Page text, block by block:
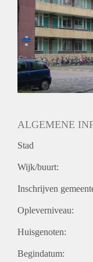
ALGEMENE
Stad
Wijk/buurt:
Inschrijven
Opleverniveau:
Huisgenoten:
Begindatum: